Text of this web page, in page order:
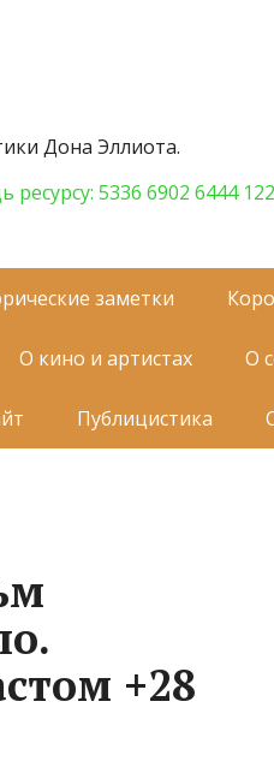
Дона Эллиота.
5336 6902 6444
заметки
О кино и артистах О
Публицистика
+28